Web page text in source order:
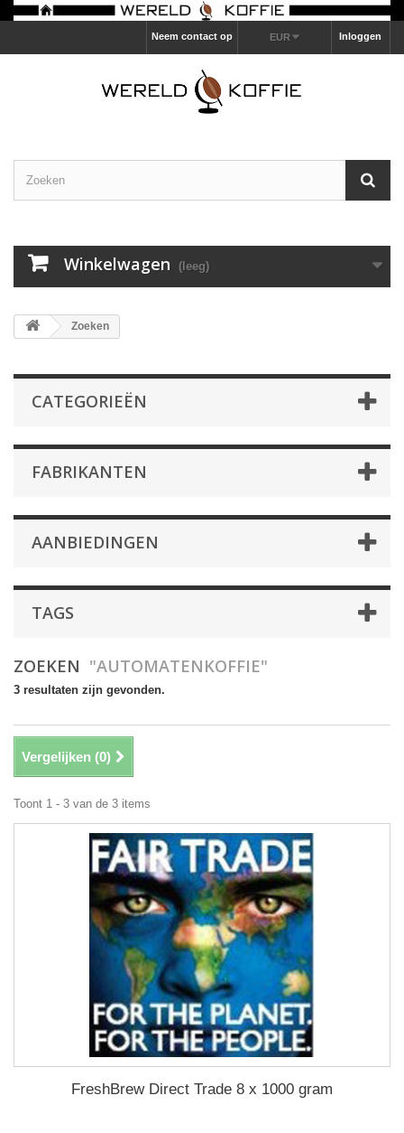
Inloggen
EUR
Neem contact op
Winkelwagen (leeg)
Zoeken
CATEGORIEËN
FABRIKANTEN
AANBIEDINGEN
TAGS
ZOEKEN "AUTOMATENKOFFIE"
3 resultaten zijn gevonden.
Vergelijken (0)
Toont 1 - 3 van de 3 items
FreshBrew Direct Trade 8 x 1000 gram